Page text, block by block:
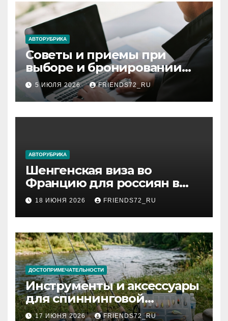
АВТОРУБРИКА
Советы и приемы при
выборе и бронировании
авиабилетов
5 ИЮЛЯ 2026 FRIENDS72_RU
АВТОРУБРИКА
Шенгенская виза во
Францию для россиян в
2026 году: сроки от 3 дней
и список необходимых
документов
18 ИЮНЯ 2026 FRIENDS72_RU
ДОСТОПРИМЕЧАТЕЛЬНОСТИ
Инструменты и аксессуары
для спиннинговой
рыбалки: назначение и
17 ИЮНЯ 2026 FRIENDS72_RU